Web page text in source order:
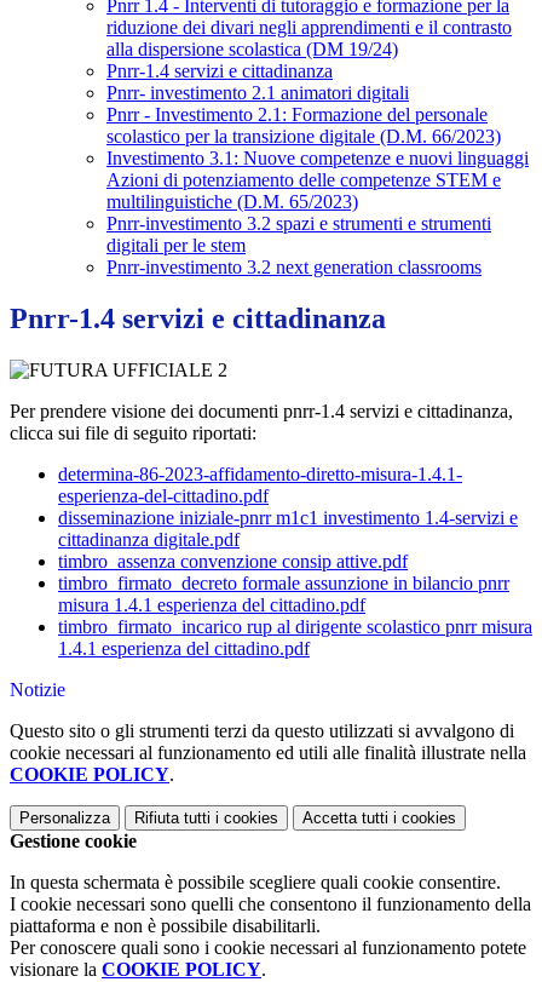
Pnrr 1.4 - Interventi di tutoraggio e formazione per la
riduzione dei divari negli apprendimenti e il contrasto
alla dispersione scolastica (DM 19/24)
Pnrr-1.4 servizi e cittadinanza
Pnrr- investimento 2.1 animatori digitali
Pnrr - Investimento 2.1: Formazione del personale
scolastico per la transizione digitale (D.M. 66/2023)
Investimento 3.1: Nuove competenze e nuovi linguaggi
Azioni di potenziamento delle competenze STEM e
multilinguistiche (D.M. 65/2023)
Pnrr-investimento 3.2 spazi e strumenti e strumenti
digitali per le stem
Pnrr-investimento 3.2 next generation classrooms
Pnrr-1.4 servizi e cittadinanza
Per prendere visione dei documenti pnrr-1.4 servizi e cittadinanza,
clicca sui file di seguito riportati:
determina-86-2023-affidamento-diretto-misura-1.4.1-
esperienza-del-cittadino.pdf
disseminazione iniziale-pnrr m1c1 investimento 1.4-servizi e
cittadinanza digitale.pdf
timbro_assenza convenzione consip attive.pdf
timbro_firmato_decreto formale assunzione in bilancio pnrr
misura 1.4.1 esperienza del cittadino.pdf
timbro_firmato_incarico rup al dirigente scolastico pnrr misura
1.4.1 esperienza del cittadino.pdf
Notizie
Questo sito o gli strumenti terzi da questo utilizzati si avvalgono di
cookie necessari al funzionamento ed utili alle finalità illustrate nella
COOKIE POLICY.
Personalizza Rifiuta tutti i cookies Accetta tutti i cookies
Gestione cookie
In questa schermata è possibile scegliere quali cookie consentire.
I cookie necessari sono quelli che consentono il funzionamento della
piattaforma e non è possibile disabilitarli.
Per conoscere quali sono i cookie necessari al funzionamento potete
visionare la COOKIE POLICY.